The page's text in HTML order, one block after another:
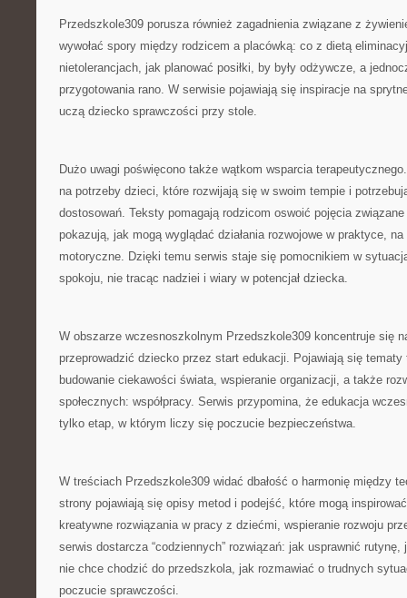
Przedszkole309 porusza również zagadnienia związane z
wywołać spory między rodzicem a placówką: co z dietą
nietolerancjach, jak planować posiłki, by były odżywcze, a
przygotowania rano. W serwisie pojawiają się inspiracje na
uczą dziecko sprawczości przy stole.
Dużo uwagi poświęcono także wątkom wsparcia
na potrzeby dzieci, które rozwijają się w swoim tempie i
dostosowań. Teksty pomagają rodzicom oswoić pojęcia
pokazują, jak mogą wyglądać działania rozwojowe w praktyce,
motoryczne. Dzięki temu serwis staje się pomocnikiem w
spokoju, nie tracąc nadziei i wiary w potencjał dziecka.
W obszarze wczesnoszkolnym Przedszkole309 koncentruje się
przeprowadzić dziecko przez start edukacji. Pojawiają się tematy
budowanie ciekawości świata, wspieranie organizacji, a także
społecznych: współpracy. Serwis przypomina, że edukacja
tylko etap, w którym liczy się poczucie bezpieczeństwa.
W treściach Przedszkole309 widać dbałość o harmonię między
strony pojawiają się opisy metod i podejść, które mogą
kreatywne rozwiązania w pracy z dziećmi, wspieranie rozwoju
serwis dostarcza “codziennych” rozwiązań: jak usprawnić
nie chce chodzić do przedszkola, jak rozmawiać o trudnych
poczucie sprawczości.